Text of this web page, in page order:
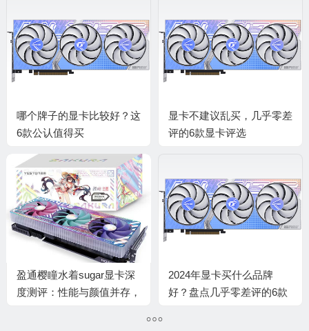
哪个牌子的显卡比较好？这
6款公认值得买
显卡不建议乱买，几乎零差
评的6款显卡评选
盈通樱瞳水着sugar显卡深
度测评：性能与颜值并存，
2024年显卡买什么品牌
好？盘点几乎零差评的6款